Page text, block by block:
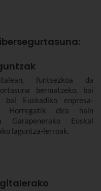
funtsezkoa da
bermatzeko, bai
bai Euskadiko enpresa-
Horregatik dira hain
Garapenerako Euskal
laguntza-lerroak.